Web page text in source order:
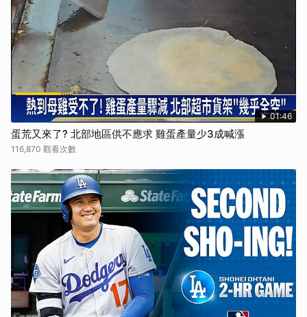
01:46
蛋荒又來了? 北部地區供不應求 雞蛋產量少3成喊漲
116,870 觀看次數